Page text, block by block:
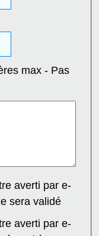
max - Pas
averti par e-
sera validé
averti par e-